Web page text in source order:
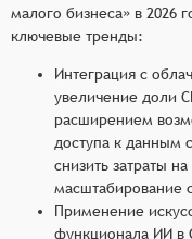
малого бизнеса» в 2026
ключевые тренды:
Интеграция с
увеличение доли
расширением
доступа к данным
снизить затраты
масштабирование
Применение
функционала ИИ в